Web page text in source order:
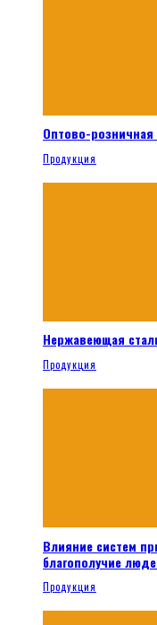
Оптово-
Продукция
Нержавеющая
Продукция
Влияние систем
благополучие
Продукция